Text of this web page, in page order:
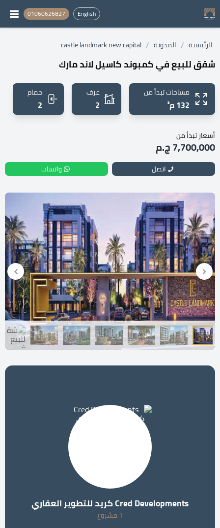
English
01060626827
الرئيسية / المدونة /
castle landmark new capital
شقق للبيع في كمبوند كاسيل لاند مارك
مساحات تبدأ من
132 م²
غرف
2
حمام
2
أسعار تبدأ من
7,700,000 ج.م
اتصل واتساب
Cred Developments كريد للتطوير العقاري
1 مشروع